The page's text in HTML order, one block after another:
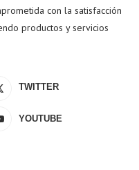
con la satisfacción
productos y servicios
TWITTER
YOUTUBE